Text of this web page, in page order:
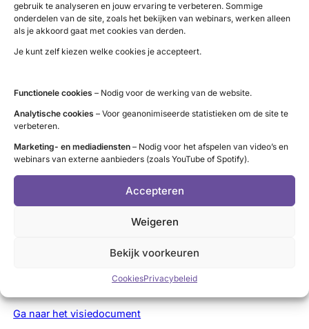
gebruik te analyseren en jouw ervaring te verbeteren. Sommige
onderdelen van de site, zoals het bekijken van webinars, werken alleen
als je akkoord gaat met cookies van derden.
Je kunt zelf kiezen welke cookies je accepteert.
Functionele cookies – Nodig voor de werking van de website.
Analytische cookies – Voor geanonimiseerde statistieken om de site te
verbeteren.
Marketing- en mediadiensten – Nodig voor het afspelen van video’s en
webinars van externe aanbieders (zoals YouTube of Spotify).
Accepteren
Weigeren
Bekijk voorkeuren
CookiesPrivacybeleid
Lees alles over Wereldkankerdag 2024
schildklierkanker?
Visiedocument
Wij hebben een visiedocument geschreven over expertzorg
rondom schildklierkanker. In het visiedocument zetten we
uiteen waarom expertzorg
oor schildklierkanker noodzakelijk is en hoe dit er uit moet
zien vanuit het perspectief van
wil SON bijdragen aan de ontwikkelingen om in Nederland
de best mogelijke en toekomstbestendige zorg voor
Ga naar het visiedocument